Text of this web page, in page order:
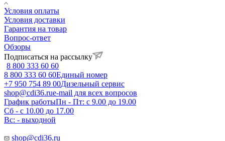
Условия оплаты
Условия доставки
Гарантия на товар
Вопрос-ответ
Обзоры
Подписаться на рассылку
8 800 333 60 60
8 800 333 60 60Единый номер
+7 950 754 89 00Дизельный сервис
shop@cdi36.rue-mail для всех вопросов
График работыПн - Пт: с 9.00 до 19.00
Сб - с 10.00 до 17.00
Вс: - выходной
shop@cdi36.ru